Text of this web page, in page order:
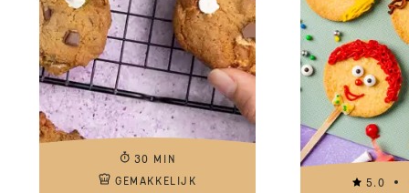
30 MIN
GEMAKKELIJK
5.0